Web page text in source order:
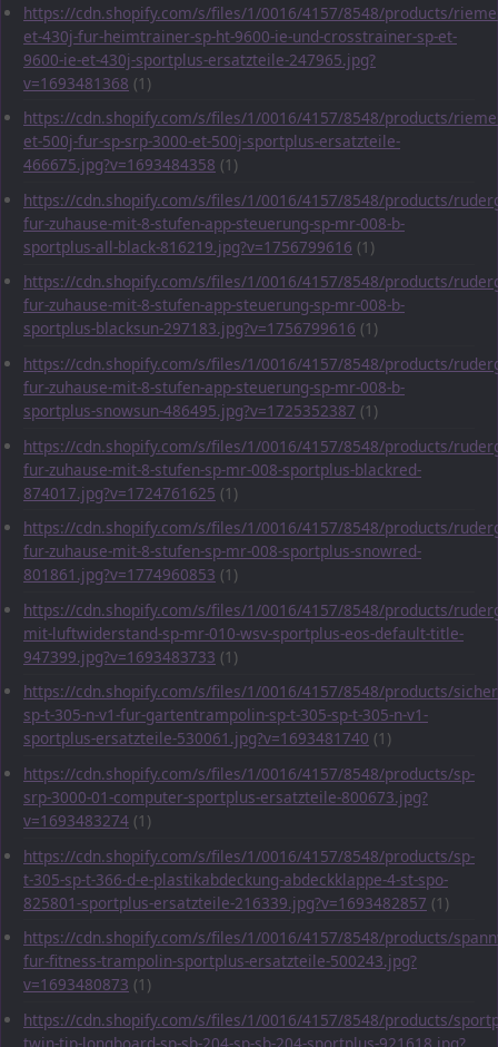
https://cdn.shopify.com/s/files/1/0016/4157/8548/products/
et-430j-fur-heimtrainer-sp-ht-9600-ie-und-crosstrainer-sp-et-
9600-ie-et-430j-sportplus-ersatzteile-247965.jpg?
v=1693481368 (1)
https://cdn.shopify.com/s/files/1/0016/4157/8548/products/
et-500j-fur-sp-srp-3000-et-500j-sportplus-ersatzteile-
466675.jpg?v=1693484358 (1)
https://cdn.shopify.com/s/files/1/0016/4157/8548/products/
fur-zuhause-mit-8-stufen-app-steuerung-sp-mr-008-b-
sportplus-all-black-816219.jpg?v=1756799616 (1)
https://cdn.shopify.com/s/files/1/0016/4157/8548/products/
fur-zuhause-mit-8-stufen-app-steuerung-sp-mr-008-b-
sportplus-blacksun-297183.jpg?v=1756799616 (1)
https://cdn.shopify.com/s/files/1/0016/4157/8548/products/
fur-zuhause-mit-8-stufen-app-steuerung-sp-mr-008-b-
sportplus-snowsun-486495.jpg?v=1725352387 (1)
https://cdn.shopify.com/s/files/1/0016/4157/8548/products/
fur-zuhause-mit-8-stufen-sp-mr-008-sportplus-blackred-
874017.jpg?v=1724761625 (1)
https://cdn.shopify.com/s/files/1/0016/4157/8548/products/
fur-zuhause-mit-8-stufen-sp-mr-008-sportplus-snowred-
801861.jpg?v=1774960853 (1)
https://cdn.shopify.com/s/files/1/0016/4157/8548/products/
mit-luftwiderstand-sp-mr-010-wsv-sportplus-eos-default-title-
947399.jpg?v=1693483733 (1)
https://cdn.shopify.com/s/files/1/0016/4157/8548/products/
sp-t-305-n-v1-fur-gartentrampolin-sp-t-305-sp-t-305-n-v1-
sportplus-ersatzteile-530061.jpg?v=1693481740 (1)
https://cdn.shopify.com/s/files/1/0016/4157/8548/products/sp-
srp-3000-01-computer-sportplus-ersatzteile-800673.jpg?
v=1693483274 (1)
https://cdn.shopify.com/s/files/1/0016/4157/8548/products/sp-
t-305-sp-t-366-d-e-plastikabdeckung-abdeckklappe-4-st-spo-
825801-sportplus-ersatzteile-216339.jpg?v=1693482857 (1)
https://cdn.shopify.com/s/files/1/0016/4157/8548/products/
fur-fitness-trampolin-sportplus-ersatzteile-500243.jpg?
v=1693480873 (1)
https://cdn.shopify.com/s/files/1/0016/4157/8548/products/